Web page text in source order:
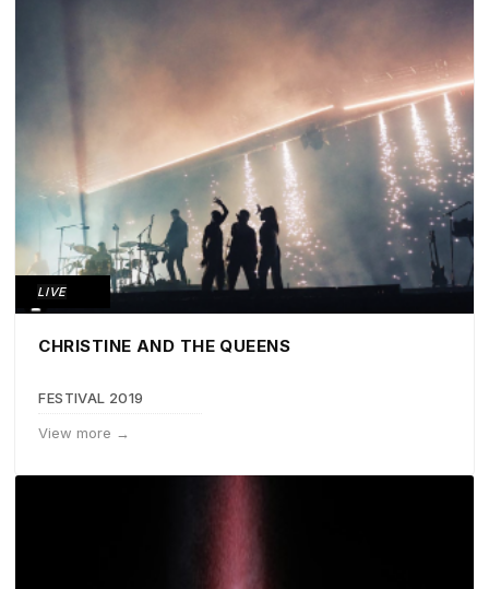
LIVE
CHRISTINE AND THE QUEENS
FESTIVAL 2019
View more →